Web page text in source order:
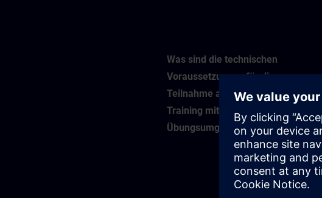
Was sind die technischen
Voraussetzungen für die
Teilnahme an einem Online-
Training mit virtueller
Übungsumgebung (VLAB)?